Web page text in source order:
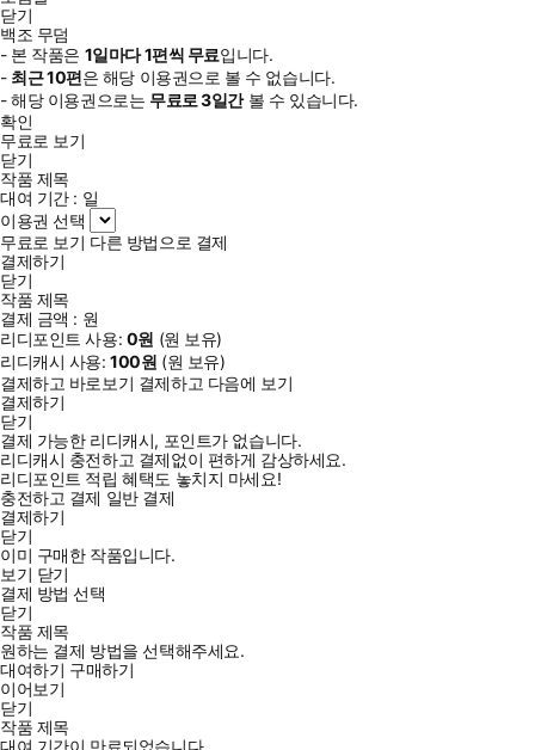
닫기
백조 무덤
- 본 작품은 1일마다1편씩 무료입니다.
- 최근10편은 해당 이용권으로 볼 수 없습니다.
- 해당 이용권으로는 무료로3일간볼 수 있습니다.
확인
무료로 보기
닫기
작품 제목
대여 기간 : 일
이용권 선택
무료로 보기 다른 방법으로 결제
결제하기
닫기
작품 제목
결제 금액 : 원
리디포인트 사용: 0원 (원 보유)
리디캐시 사용:100원 (원 보유)
결제하고 바로보기 결제하고 다음에 보기
결제하기
닫기
결제 가능한 리디캐시, 포인트가 없습니다.
리디캐시 충전하고 결제없이 편하게 감상하세요.
리디포인트 적립 혜택도 놓치지 마세요!
충전하고 결제 일반 결제
결제하기
닫기
이미 구매한 작품입니다.
보기 닫기
결제 방법 선택
닫기
작품 제목
원하는 결제 방법을 선택해주세요.
대여하기 구매하기
이어보기
닫기
작품 제목
대여 기간이 만료되었습니다.